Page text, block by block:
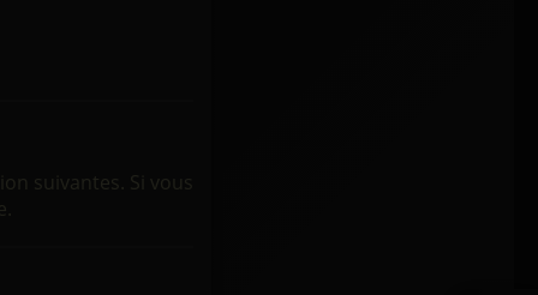
suivantes. Si vous